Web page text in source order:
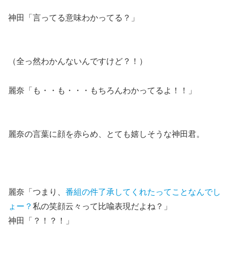
神田「言ってる意味わかってる？」
（全っ然わかんないんですけど？！）
麗奈「も・・も・・・もちろんわかってるよ！！」
麗奈の言葉に顔を赤らめ、とても嬉しそうな神田君。
麗奈「つまり、 番組の件了承してくれたってことなんでし
ょー？ 私の笑顔云々って比喩表現だよね？」
神田「？！？！」